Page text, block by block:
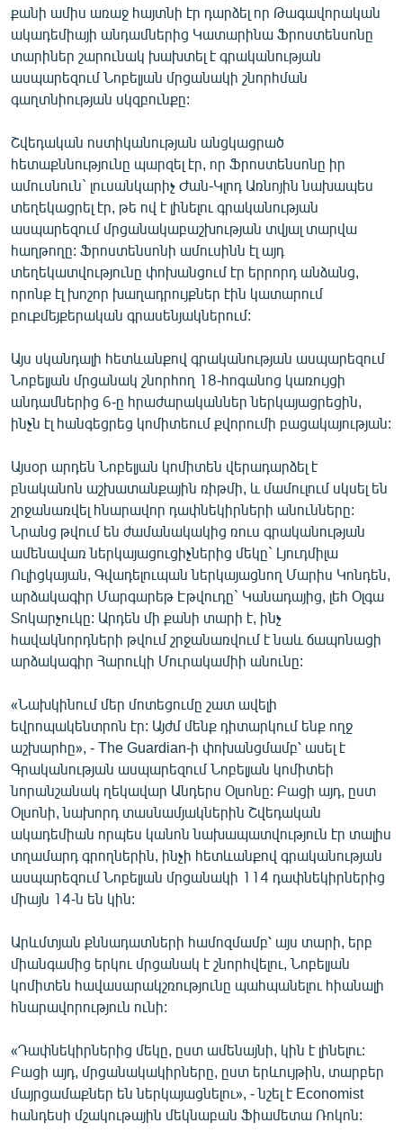
«Ազատության» բոլոր կայքերը
քանի ամիս առաջ հայտնի էր դարձել որ Թագավորական
ակադեմիայի անդամներից Կատարինա Ֆրոստենսոնը
տարիներ շարունակ խախտել է գրականության
ասպարեզում Նոբելյան մրցանակի շնորհման
գաղտնիության սկզբունքը:
Շվեդական ոստիկանության անցկացրած
հետաքննությունը պարզել էր, որ Ֆրոստենսոնը իր
ամուսնուն` լուսանկարիչ Ժան-Կլոդ Առնոյին նախապես
տեղեկացրել էր, թե ով է լինելու գրականության
ասպարեզում մրցանակաբաշխության տվյալ տարվա
հաղթողը: Ֆրոստենսոնի ամուսինն էլ այդ
տեղեկատվությունը փոխանցում էր երրորդ անձանց,
որոնք էլ խոշոր խաղադրույքներ էին կատարում
բուքմեյքերական գրասենյակներում:
Այս սկանդալի հետևանքով գրականության ասպարեզում
Նոբելյան մրցանակ շնորհող 18-հոգանոց կառույցի
անդամներից 6-ը հրաժարականներ ներկայացրեցին,
ինչն էլ հանգեցրեց կոմիտեում քվորումի բացակայության:
Այսօր արդեն Նոբելյան կոմիտեն վերադարձել է
բնականոն աշխատանքային ռիթմի, և մամուլում սկսել են
շրջանառվել հնարավոր դափնեկիրների անունները:
Նրանց թվում են ժամանակակից ռուս գրականության
ամենավառ ներկայացուցիչներից մեկը` Լյուդմիլա
Ուլիցկայան, Գվադելուպան ներկայացնող Մարիս Կոնդեն,
արձակագիր Մարգարեթ Էթվուդը` Կանադայից, լեհ Օլգա
Տոկարչուկը: Արդեն մի քանի տարի է, ինչ
հավակնորդների թվում շրջանառվում է նաև ճապոնացի
արձակագիր Հարուկի Մուրակամիի անունը:
«Նախկինում մեր մոտեցումը շատ ավելի
եվրոպակենտրոն էր: Այժմ մենք դիտարկում ենք ողջ
աշխարհը», - The Guardian-ի փոխանցմամբ՝ ասել է
Գրականության ասպարեզում Նոբելյան կոմիտեի
նորանշանակ ղեկավար Անդերս Օլսոնը: Բացի այդ, ըստ
Օլսոնի, նախորդ տասնամյակներին Շվեդական
ակադեմիան որպես կանոն նախապատվություն էր տալիս
տղամարդ գրողներին, ինչի հետևանքով գրականության
ասպարեզում Նոբելյան մրցանակի 114 դափնեկիրներից
միայն 14-ն են կին:
Արևմտյան քննադատների համոզմամբ՝ այս տարի, երբ
միանգամից երկու մրցանակ է շնորհվելու, Նոբելյան
կոմիտեն հավասարակշռությունը պահպանելու հիանալի
հնարավորություն ունի:
«Դափնեկիրներից մեկը, ըստ ամենայնի, կին է լինելու:
Բացի այդ, մրցանակակիրները, ըստ երևույթին, տարբեր
մայրցամաքներ են ներկայացնելու», - նշել է Economist
հանդեսի մշակութային մեկնաբան Ֆիամետա Ռոկոն: